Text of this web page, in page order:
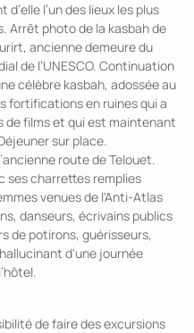
l’un des lieux les plus
Arrêt photo de la kasbah de
ancienne demeure du
de l’UNESCO. Continuation
célèbre kasbah, adossée au
fortifications en ruines qui a
de films et qui est maintenant
sur place.
route de Telouet.
ses charrettes remplies
venues de l'Anti-Atlas
danseurs, écrivains publics
de potirons, guérisseurs,
d'une journée
de faire des excursions